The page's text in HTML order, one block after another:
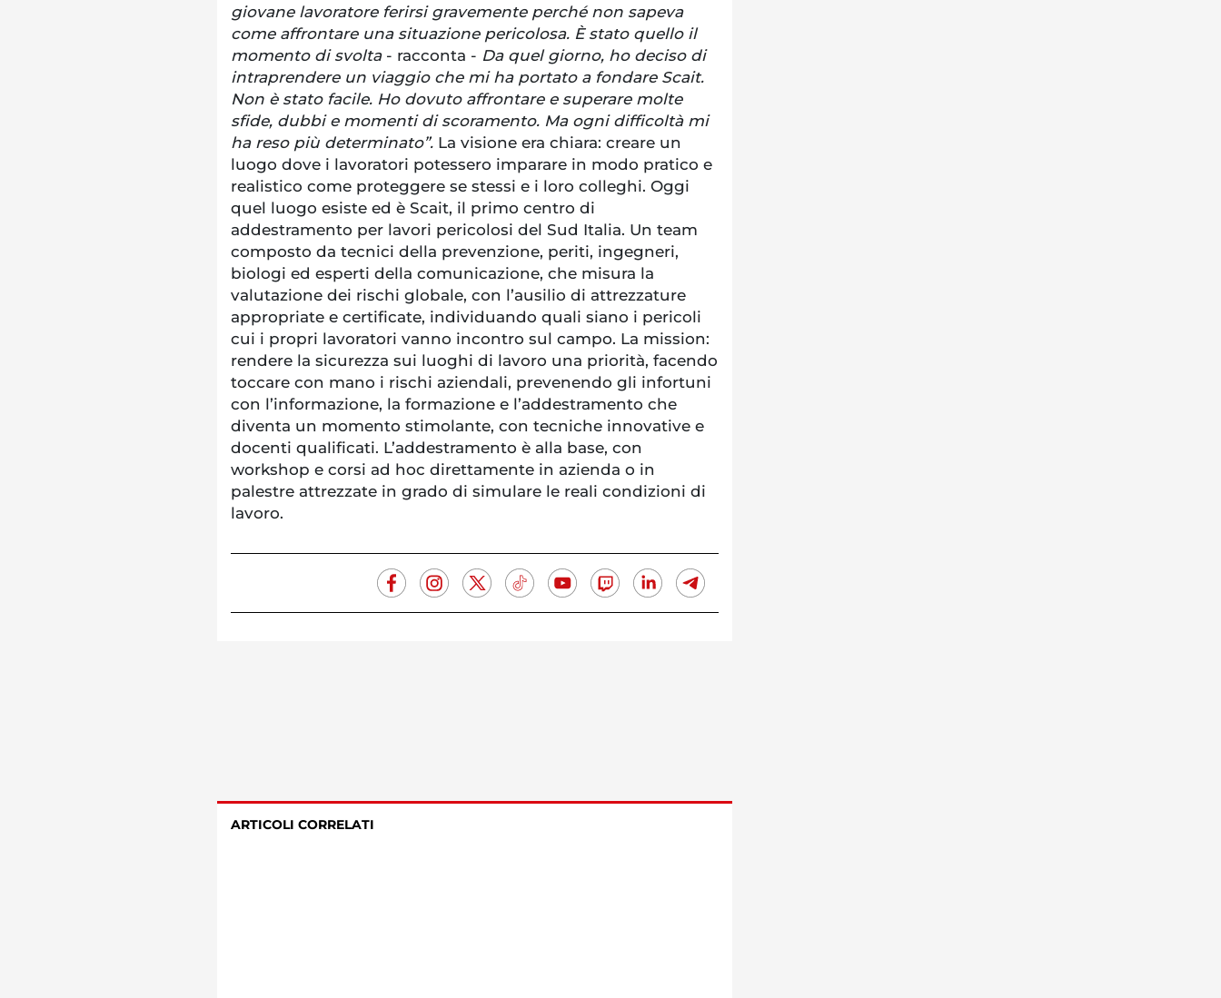
giovane lavoratore ferirsi gravemente perché non sapeva
come affrontare una situazione pericolosa. È stato quello il
momento di svolta - racconta - Da quel giorno, ho deciso di
intraprendere un viaggio che mi ha portato a fondare Scait.
Non è stato facile. Ho dovuto affrontare e superare molte
sfide, dubbi e momenti di scoramento. Ma ogni difficoltà mi
ha reso più determinato”. La visione era chiara: creare un
luogo dove i lavoratori potessero imparare in modo pratico e
realistico come proteggere se stessi e i loro colleghi. Oggi
quel luogo esiste ed è Scait, il primo centro di
addestramento per lavori pericolosi del Sud Italia. Un team
composto da tecnici della prevenzione, periti, ingegneri,
biologi ed esperti della comunicazione, che misura la
valutazione dei rischi globale, con l’ausilio di attrezzature
appropriate e certificate, individuando quali siano i pericoli
cui i propri lavoratori vanno incontro sul campo. La mission:
rendere la sicurezza sui luoghi di lavoro una priorità, facendo
toccare con mano i rischi aziendali, prevenendo gli infortuni
con l’informazione, la formazione e l’addestramento che
diventa un momento stimolante, con tecniche innovative e
docenti qualificati. L’addestramento è alla base, con
workshop e corsi ad hoc direttamente in azienda o in
palestre attrezzate in grado di simulare le reali condizioni di
lavoro.
ARTICOLI CORRELATI